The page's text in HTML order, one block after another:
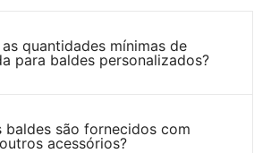
quantidades mínimas de
para baldes personalizados?
baldes são fornecidos com
acessórios?